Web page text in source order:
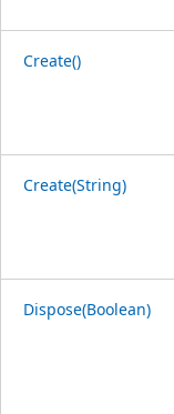
Create()
Create(String)
Dispose(Boolean)